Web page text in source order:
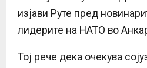
изјави Руте пред
лидерите на НАТО во
Тој рече дека очекува